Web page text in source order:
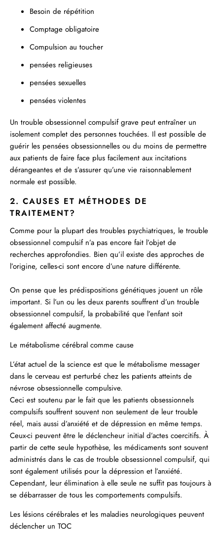
Besoin de répétition
Comptage obligatoire
Compulsion au toucher
pensées religieuses
pensées sexuelles
pensées violentes
Un trouble obsessionnel compulsif grave peut entraîner un
isolement complet des personnes touchées. Il est possible de
guérir les pensées obsessionnelles ou du moins de permettre
aux patients de faire face plus facilement aux incitations
dérangeantes et de s’assurer qu’une vie raisonnablement
normale est possible.
2. CAUSES ET MÉTHODES DE
TRAITEMENT?
Comme pour la plupart des troubles psychiatriques, le trouble
obsessionnel compulsif n’a pas encore fait l’objet de
recherches approfondies. Bien qu’il existe des approches de
l’origine, celles-ci sont encore d’une nature différente.
On pense que les prédispositions génétiques jouent un rôle
important. Si l’un ou les deux parents souffrent d’un trouble
obsessionnel compulsif, la probabilité que l’enfant soit
également affecté augmente.
Le métabolisme cérébral comme cause
L’état actuel de la science est que le métabolisme messager
dans le cerveau est perturbé chez les patients atteints de
névrose obsessionnelle compulsive.
Ceci est soutenu par le fait que les patients obsessionnels
compulsifs souffrent souvent non seulement de leur trouble
réel, mais aussi d’anxiété et de dépression en même temps.
Ceux-ci peuvent être le déclencheur initial d’actes coercitifs. À
partir de cette seule hypothèse, les médicaments sont souvent
administrés dans le cas de trouble obsessionnel compulsif, qui
sont également utilisés pour la dépression et l’anxiété.
Cependant, leur élimination à elle seule ne suffit pas toujours à
se débarrasser de tous les comportements compulsifs.
Les lésions cérébrales et les maladies neurologiques peuvent
déclencher un TOC